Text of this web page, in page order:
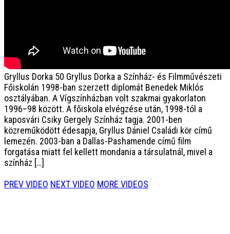
Gryllus Dorka 50 Gryllus Dorka a Színház- és Filmművészeti
Főiskolán 1998-ban szerzett diplomát Benedek Miklós
osztályában. A Vígszínházban volt szakmai gyakorlaton
1996–98 között. A főiskola elvégzése után, 1998-tól a
kaposvári Csiky Gergely Színház tagja. 2001-ben
közreműködött édesapja, Gryllus Dániel Családi kör című
lemezén. 2003-ban a Dallas-Pashamende című film
forgatása miatt fel kellett mondania a társulatnál, mivel a
színház […]
PREV VIDEO NEXT VIDEO MORE VIDEOS